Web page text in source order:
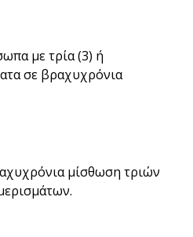
με τρία (3) ή
σε βραχυχρόνια
μίσθωση τριών